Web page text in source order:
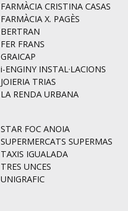
FARMÀCIA CRISTINA CASAS
FARMÀCIA X. PAGÈS
BERTRAN
FER FRANS
GRAICAP
i-ENGINY INSTAL·LACIONS
JOIERIA TRIAS
LA RENDA URBANA
STAR FOC ANOIA
SUPERMERCATS SUPERMAS
TAXIS IGUALADA
TRES UNCES
UNIGRAFIC